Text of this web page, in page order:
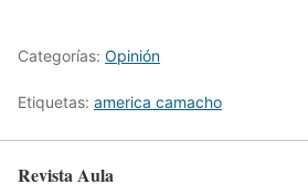
Categorías: Opinión
Etiquetas: america camacho
Revista Aula